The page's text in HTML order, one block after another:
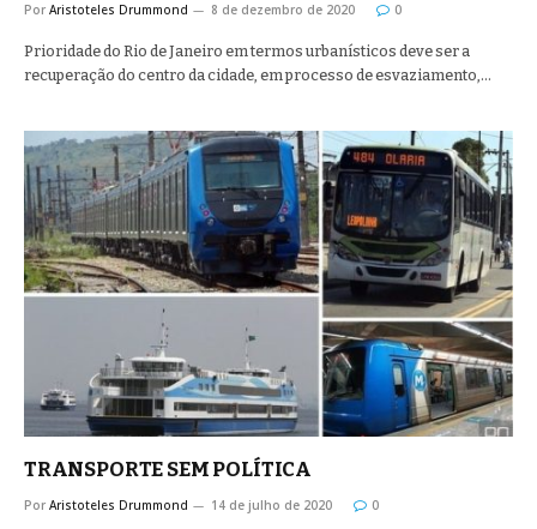
Por Aristoteles Drummond 8 de dezembro de 2020 0
Prioridade do Rio de Janeiro em termos urbanísticos deve ser a
recuperação do centro da cidade, em processo de esvaziamento,…
TRANSPORTE SEM POLÍTICA
Por Aristoteles Drummond 14 de julho de 2020 0